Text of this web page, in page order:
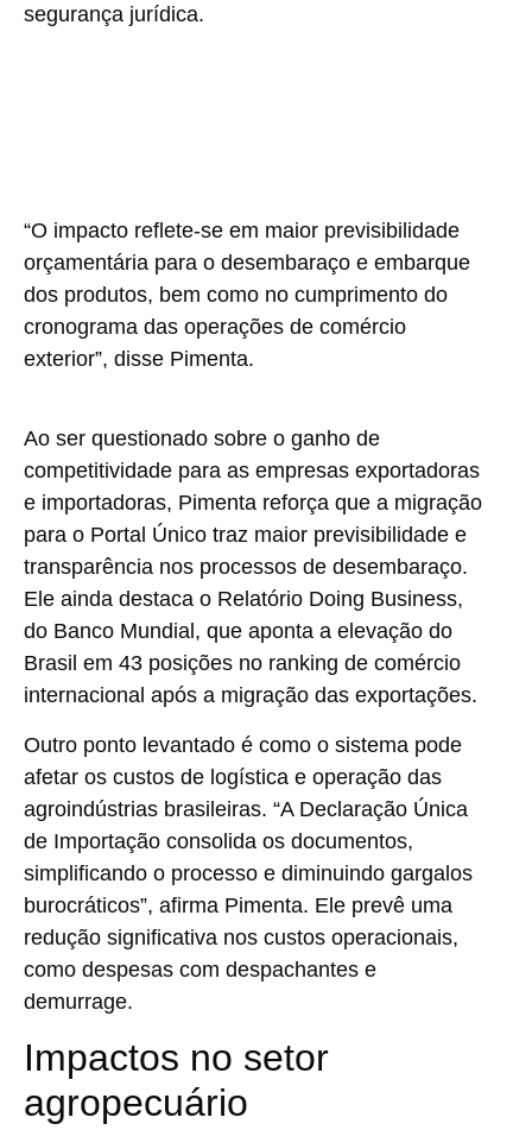
segurança jurídica.
“O impacto reflete-se em maior previsibilidade
orçamentária para o desembaraço e embarque
dos produtos, bem como no cumprimento do
cronograma das operações de comércio
exterior”, disse Pimenta.
Ao ser questionado sobre o ganho de
competitividade para as empresas exportadoras
e importadoras, Pimenta reforça que a migração
para o Portal Único traz maior previsibilidade e
transparência nos processos de desembaraço.
Ele ainda destaca o Relatório Doing Business,
do Banco Mundial, que aponta a elevação do
Brasil em 43 posições no ranking de comércio
internacional após a migração das exportações.
Outro ponto levantado é como o sistema pode
afetar os custos de logística e operação das
agroindústrias brasileiras. “A Declaração Única
de Importação consolida os documentos,
simplificando o processo e diminuindo gargalos
burocráticos”, afirma Pimenta. Ele prevê uma
redução significativa nos custos operacionais,
como despesas com despachantes e
demurrage.
Impactos no setor
agropecuário